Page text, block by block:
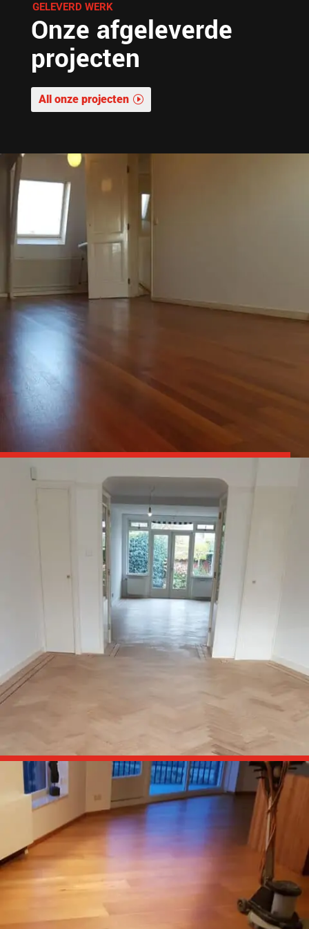
GELEVERD WERK
Onze afgeleverde
projecten
All onze projecten

Parket schuren en olien
Slaapkamers en hal schuren en behandelen met olie.

Vsigraat schuren en lakken
Woonkamer met visgraat vloer schuren en behandelen